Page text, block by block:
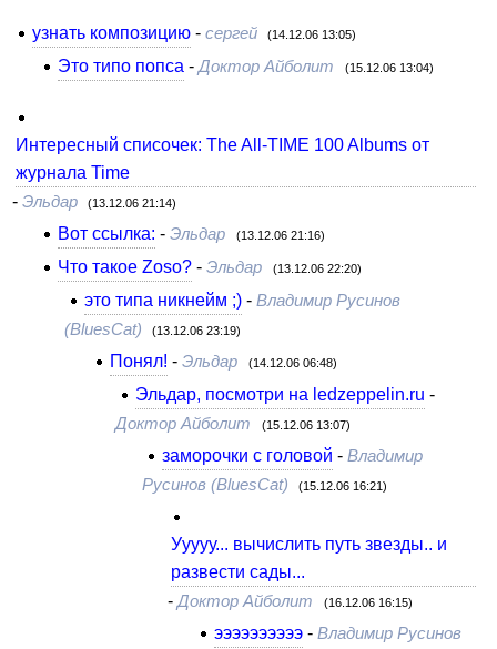
узнать композицию- сергей (14.12.06 13:05)
Это типо попса -Доктор Айболит (15.12.06 13:04)
Интересный списочек: The All-TIME 100 Albums от
журнала Time
- Эльдар (13.12.06 21:14)
Вот ссылка: -Эльдар (13.12.06 21:16)
Что такое Zoso? -Эльдар (13.12.06 22:20)
это типа никнейм ;)- Владимир Русинов
(BluesCat)
(13.12.06 23:19)
Понял! - Эльдар (14.12.06 06:48)
Эльдар, посмотри на ledzeppelin.ru -
Доктор Айболит (15.12.06 13:07)
заморочки с головой - Владимир
Русинов (BluesCat)
(15.12.06 16:21)
Ууууу... вычислить путь звезды.. и
развести сады...
-Доктор Айболит (16.12.06 16:15)
ээээээээээ- Владимир Русинов